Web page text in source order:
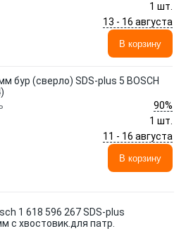
1 шт.
13 - 16 августа
В корзину
бур (сверло) SDS-plus 5 BOSCH
90%
1 шт.
11 - 16 августа
В корзину
1 618 596 267 SDS-plus
с хвостовик.для патр.